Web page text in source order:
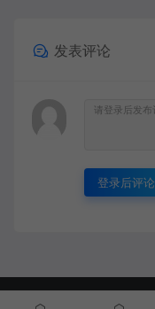
发表评论
登录后评论
© 2022 BP资源宝库 -